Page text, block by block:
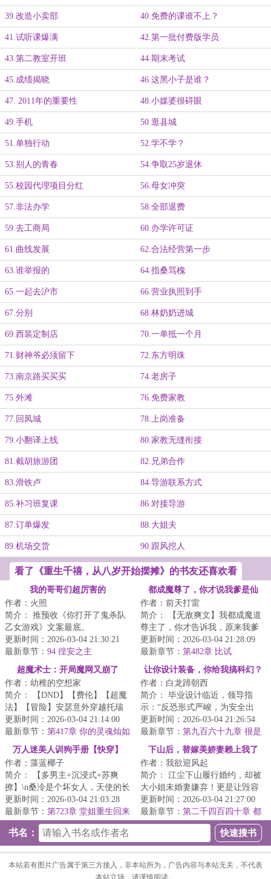
39.改造小卖部 40.免费的课谁不上？
41.试听课爆满 42.第一批付费版学员
43.第二教室开班 44.期末考试
45.成绩揭晓 46.这黑小子是谁？
47. 2011年的重要性 48.小媒婆很碍眼
49.手机 50.逛县城
51.单独行动 52.学不学？
53.别人的青春 54.争取25岁退休
55.校园代理项目分红 56.母女冲突
57.非法办学 58.全部退费
59.去工商局 60.办学许可证
61.曲线发展 62.合法经营第一步
63.谁举报的 64.指桑骂槐
65.一起去沪市 66.营业执照到手
67.分别 68.林奶奶进城
69.西装定制店 70.一单抵一个月
71.财神爷必须留下 72.东方明珠
73.南京路买买买 74.老房子
75.外滩 76.免费家教
77.回凤城 78.上岗准备
79.小翻译上线 80.家教无缝衔接
81.截胡旅游团 82.兄弟合作
83.滑铁卢 84.导游联系方式
85.补习班复课 86.对接导游
87.订单爆发 88.大姐夫
89.机场交货 90.跟风挖人
看了《重生千禧，从八岁开始摆摊》的书友还喜欢看
我的哥哥们超厉害的
作者：火照
简介： 推预收《你打开了鬼杀队
乙女游戏》文案最底。
—本文文案—<...
更新时间：2026-03-04 21:30:21
最新章节： 94 徨安之主
都成魔尊了，你才说我爹是仙
帝？
作者：前天打雷
简介： 【无敌爽文】我都成魔道
尊主了，你才告诉我，原来我爹
是正道仙帝，我是顶级仙二代？
更新时间：2026-03-04 21:28:09
最新章节： 第482章 比试
超魔术士：开局魔网又崩了
作者：幼稚的空想家
简介： 【DND】【费伦】【超魔
法】【冒险】安瑟意外穿越托瑞
尔，魔法女神又双叒叕出事了！
更新时间：2026-03-04 21:14:00
最新章节： 第417章 你的灵魂灿如
星河
让你设计装备，你给我搞科幻？
作者：白龙蹄朝西
简介： 毕业设计临近，领导指
示：“反恐形式严峻，为安全出
发，设计一款防御性武器！”展示
会上，...
更新时间：2026-03-04 21:26:54
最新章节： 第九百六十九章 很是
无奈！
万人迷美人训狗手册【快穿】
作者：藻蓝椰子
简介： 【多男主+沉浸式+苏爽
撩】\n桑泠是个坏女人，天使的长
相纯黑的心。
更新时间：2026-03-04 21:03:28
最新章节： 第723章 堂姐重生回来
抢我人生46
下山后，替嫁美娇妻赖上我了
作者：我欲迎风起
简介： 江尘下山履行婚约，却被
大小姐未婚妻嫌弃！更是让毁容
的二小姐替姐嫁夫！
更新时间：2026-03-04 21:27:00
最新章节： 第二千四百四十章 都
不许动
书名：
本站若有图片广告属于第三方接入，非本站所为，广告内容与本站无关，不代表
本站立场，请谨慎阅读。